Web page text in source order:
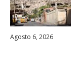
Agosto 6, 2026